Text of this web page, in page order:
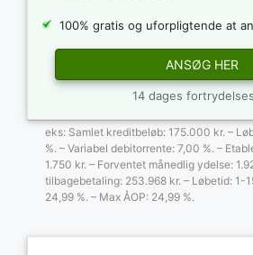
100% gratis og uforpligtende at
ANSØG HER
14 dages
eks: Samlet kreditbeløb: 175.000 kr. –
%. – Variabel debitorrente: 7,00 %. –
1.750 kr. – Forventet månedlig ydelse:
tilbagebetaling: 253.968 kr. – Løbetid: 1-
24,99 %. – Max ÅOP: 24,99 %.